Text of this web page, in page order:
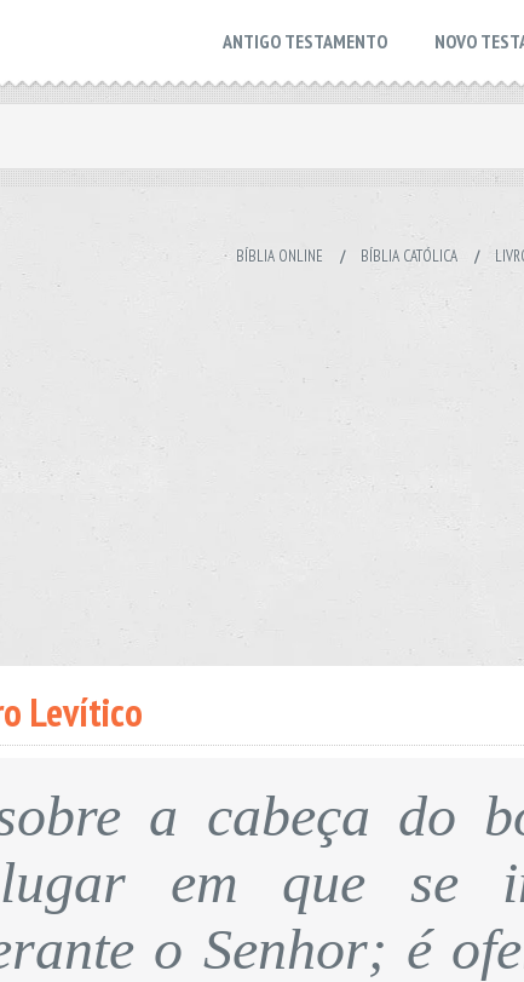
ANTIGO TESTAMENTO NOVO
BÍBLIA ONLINE / BÍBLIA CATÓLICA /
Levítico
a cabeça do
em que se
o Senhor; é